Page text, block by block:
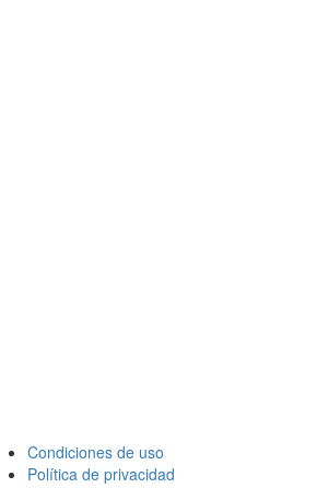
Condiciones de uso
Política de privacidad